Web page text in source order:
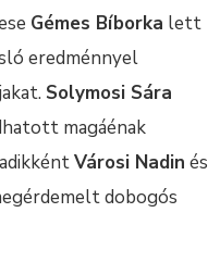
Gémes Bíborka lett
eredménnyel
Solymosi Sára
magáénak
Városi Nadin és
dobogós